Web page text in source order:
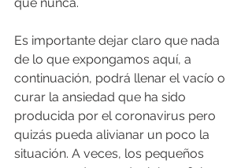
Es importante dejar claro que nada
de lo que expongamos aquí, a
continuación, podrá llenar el vacío o
curar la ansiedad que ha sido
producida por el coronavirus pero
quizás pueda alivianar un poco la
situación. A veces, los pequeños